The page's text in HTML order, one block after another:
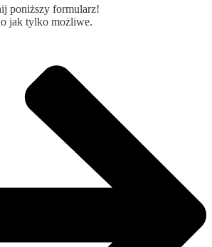
poniższy formularz!
jak tylko możliwe.